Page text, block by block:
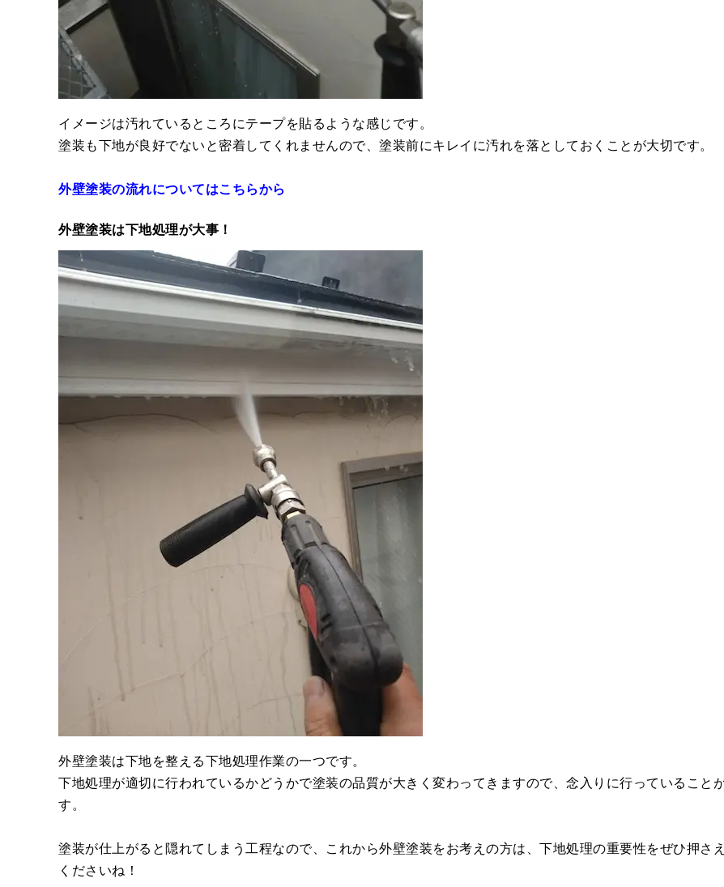
イメージは汚れているところにテープを貼るような感じです。
塗装も下地が良好でないと密着してくれませんので、塗装前にキレイに汚れを落としておくことが大切です。
外壁塗装の流れについてはこちらから
外壁塗装は下地処理が大事！
外壁塗装は下地を整える下地処理作業の一つです。
下地処理が適切に行われているかどうかで塗装の品質が大きく変わってきますので、念入りに行っていること
す。
塗装が仕上がると隠れてしまう工程なので、これから外壁塗装をお考えの方は、下地処理の重要性をぜひ押さ
くださいね！